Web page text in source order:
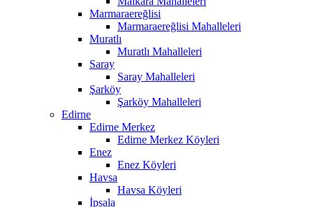
Marmaraereğlisi
Marmaraereğlisi Mahalleleri
Muratlı
Muratlı Mahalleleri
Saray
Saray Mahalleleri
Şarköy
Şarköy Mahalleleri
Edirne
Edirne Merkez
Edirne Merkez Köyleri
Enez
Enez Köyleri
Havsa
Havsa Köyleri
İpsala